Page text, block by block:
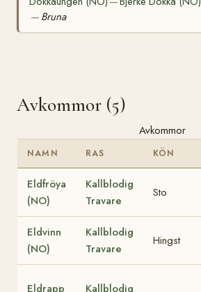
— Bruna
Avkommor (5)
Avkommor
NAMN RAS KÖN
Eldfröya
(NO)
Kallblodig
Travare
Sto
Eldvinn
(NO)
Kallblodig
Travare
Hingst
Eldrapp Kallblodig